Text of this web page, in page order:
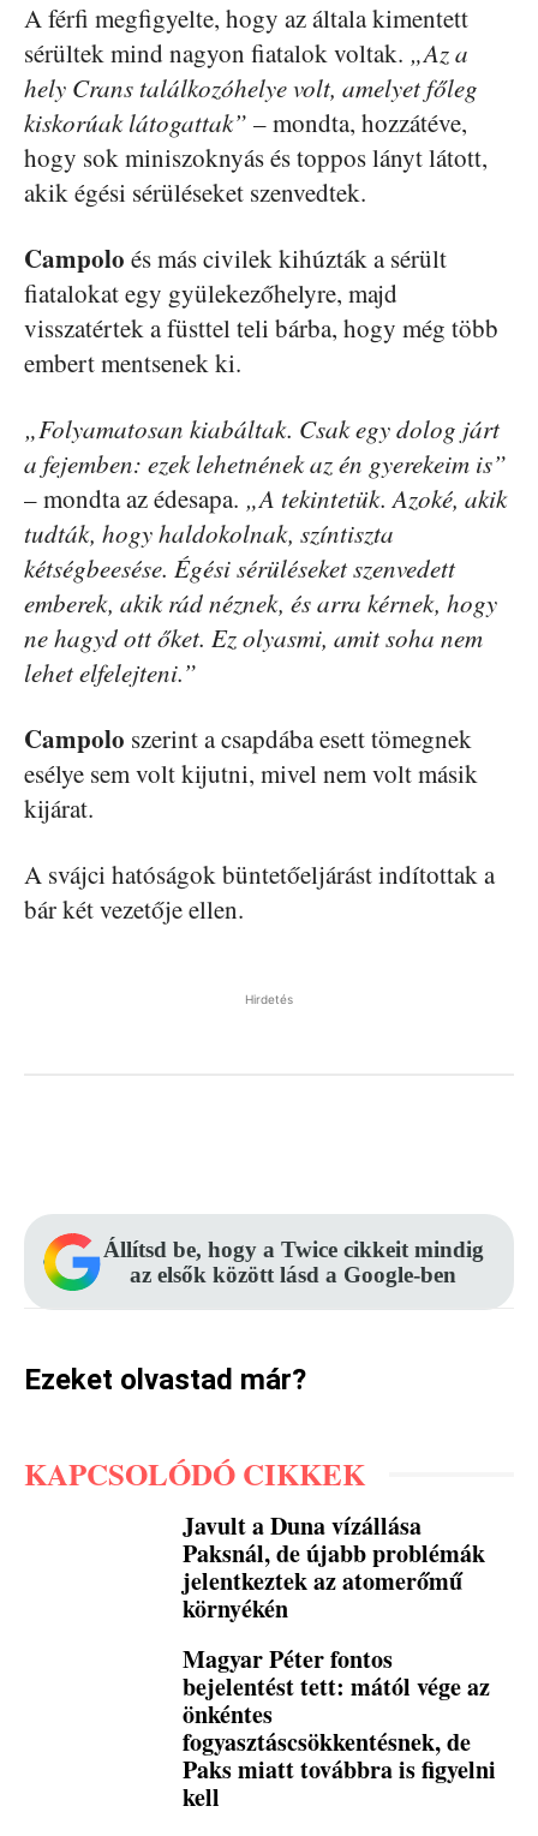
A férfi megfigyelte, hogy az általa kimentett
sérültek mind nagyon fiatalok voltak. „Az a
hely Crans találkozóhelye volt, amelyet főleg
kiskorúak látogattak” – mondta, hozzátéve,
hogy sok miniszoknyás és toppos lányt látott,
akik égési sérüléseket szenvedtek.
Campolo és más civilek kihúzták a sérült
fiatalokat egy gyülekezőhelyre, majd
visszatértek a füsttel teli bárba, hogy még több
embert mentsenek ki.
„Folyamatosan kiabáltak. Csak egy dolog járt
a fejemben: ezek lehetnének az én gyerekeim is”
– mondta az édesapa. „A tekintetük. Azoké, akik
tudták, hogy haldokolnak, színtiszta
kétségbeesése. Égési sérüléseket szenvedett
emberek, akik rád néznek, és arra kérnek, hogy
ne hagyd ott őket. Ez olyasmi, amit soha nem
lehet elfelejteni.”
Campolo szerint a csapdába esett tömegnek
esélye sem volt kijutni, mivel nem volt másik
kijárat.
A svájci hatóságok büntetőeljárást indítottak a
bár két vezetője ellen.
Hirdetés
Állítsd be, hogy a Twice cikkeit mindig
az elsők között lásd a Google-ben
Ezeket olvastad már?
KAPCSOLÓDÓ CIKKEK
Javult a Duna vízállása
Paksnál, de újabb problémák
jelentkeztek az atomerőmű
környékén
Magyar Péter fontos
bejelentést tett: mától vége az
önkéntes
fogyasztáscsökkentésnek, de
Paks miatt továbbra is figyelni
kell